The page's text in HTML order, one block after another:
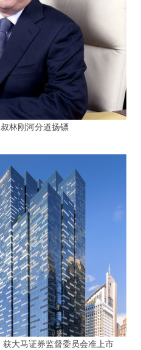
林刚河分道扬镖
大马证券监督委员会准上市